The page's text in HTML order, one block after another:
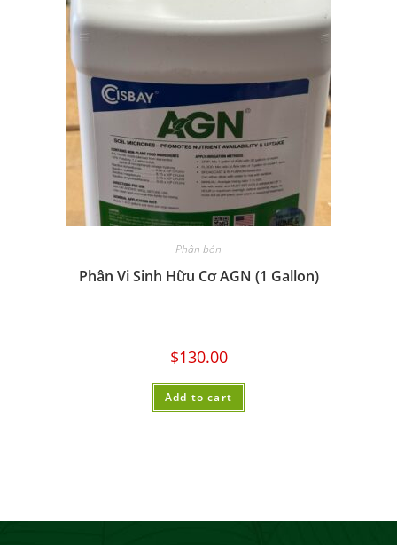
Phân bón
Phân Vi Sinh Hữu Cơ AGN (1 Gallon)
$130.00
Add to cart